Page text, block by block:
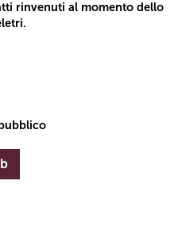
rinvenuti al momento dello